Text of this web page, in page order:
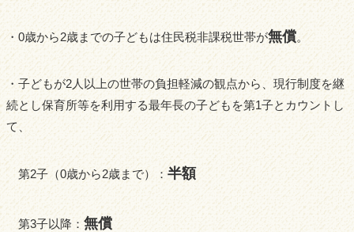
・0歳から2歳までの子どもは住民税非課税世帯が無償。
・子どもが2人以上の世帯の負担軽減の観点から、現行制度を継
続とし保育所等を利用する最年長の子どもを第1子とカウントし
て、
第2子（0歳から2歳まで）：半額
第3子以降： 無償